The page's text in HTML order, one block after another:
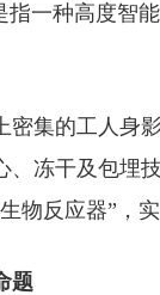
指一种高度
集的工人身
、冻干及包埋
物反应器”，
题